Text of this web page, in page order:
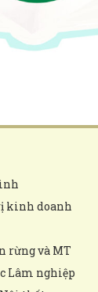
kinh doanh
rừng và MT
Lâm nghiệp